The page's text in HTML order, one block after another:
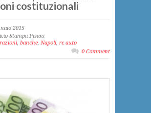
costituzionali
2015
Stampa Pisani
, banche, Napoli, rc auto
0 Comment